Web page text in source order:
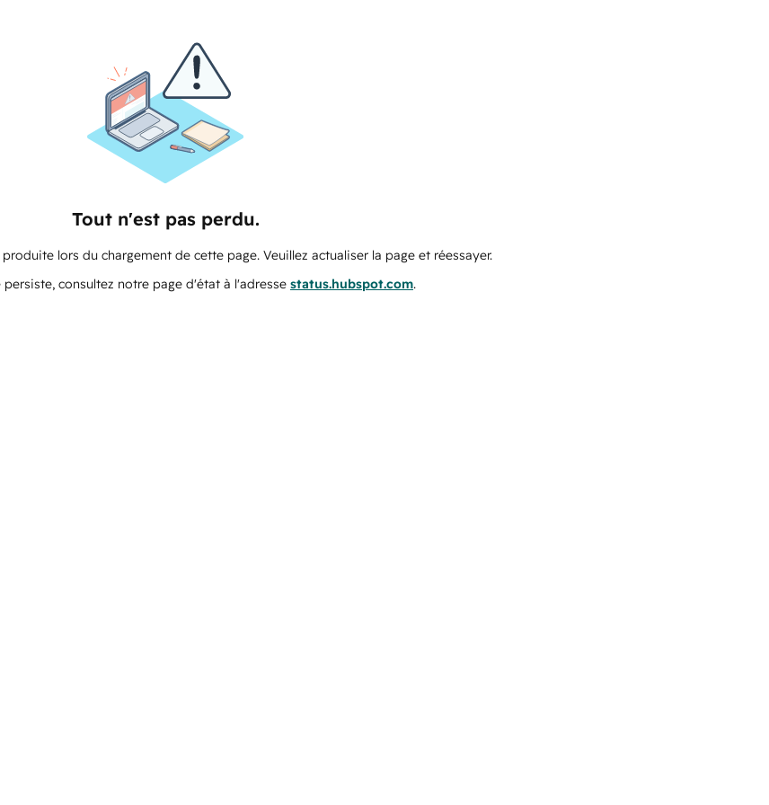
Tout n'est pas perdu.
lors du chargement de cette page. Veuillez actualiser la page et réessayer.
persiste, consultez notre page d'état à l'adresse status.hubspot.com.